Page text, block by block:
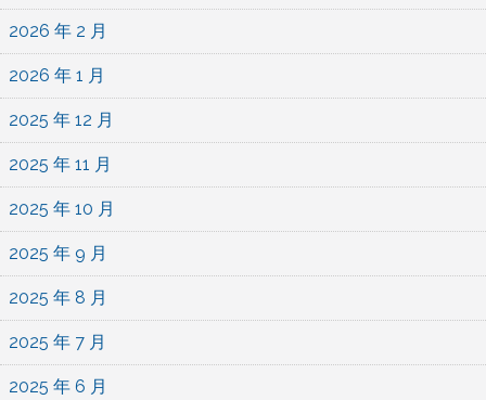
2026 年 2 月
2026 年 1 月
2025 年 12 月
2025 年 11 月
2025 年 10 月
2025 年 9 月
2025 年 8 月
2025 年 7 月
2025 年 6 月